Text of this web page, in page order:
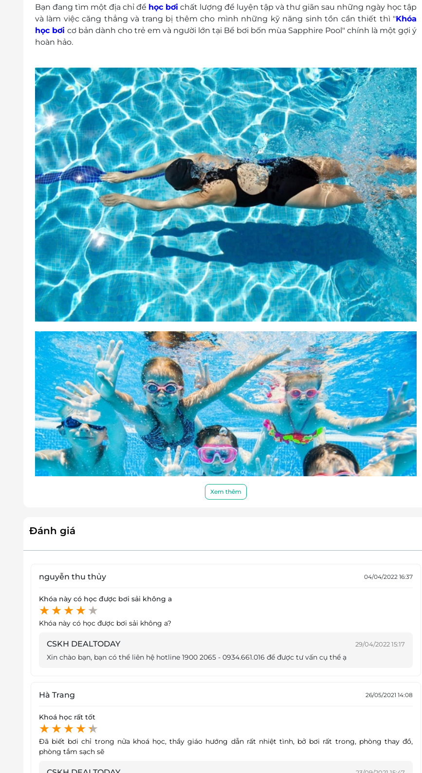
Bạn đang tìm một địa chỉ để học bơi chất lượng để luyện tập và thư giãn sau những ngày học tập
và làm việc căng thẳng và trang bị thêm cho mình những kỹ năng sinh tồn cần thiết thì "Khóa
học bơi cơ bản dành cho trẻ em và người lớn tại Bể bơi bốn mùa Sapphire Pool" chính là một gợi ý
hoàn hảo.
Bơi lội giúp cơ thể dẻo dai hơn, tốt cho hệ thống tuần hoàn, hô hấp và thần kinh. Ngoài ra, bơi lội
còn mang lại hiệu quả trong việc giảm cân, giảm mỡ hiệu quả mà không gây mệt mỏi, giúp giải
tỏa áp lực, stress hiệu quả.
Xem thêm
Đánh giá
nguyễn thu thủy 04/04/2022 16:37
Khóa này có học được bơi sải không a
Khóa này có học được bơi sải không a?
CSKH DEALTODAY 29/04/2022 15:17
Xin chào bạn, bạn có thể liên hệ hotline 1900 2065 - 0934.661.016 để được tư vấn cụ thể ạ
Hà Trang 26/05/2021 14:08
Khoá học rất tốt
Đã biết bơi chỉ trong nửa khoá học, thầy giáo hướng dẫn rất nhiệt tình, bở bơi rất trong, phòng thay đồ,
phòng tắm sạch sẽ